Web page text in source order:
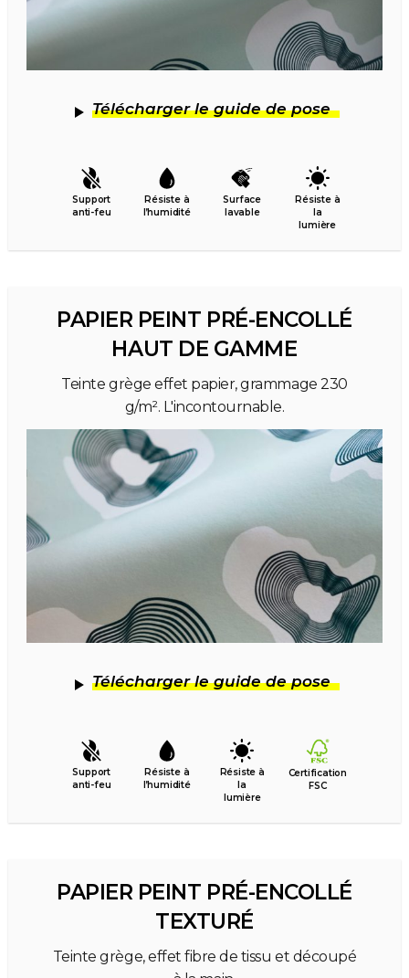
Télécharger le guide de pose
Support
anti-feu
Résiste à
l’humidité
Surface
lavable
Résiste à
la
lumière
PAPIER PEINT PRÉ-ENCOLLÉ
HAUT DE GAMME
Teinte grège effet papier, grammage 230
g/m². L'incontournable.
Télécharger le guide de pose
Support
anti-feu
Résiste à
l’humidité
Résiste à
la
lumière
Certification
FSC
PAPIER PEINT PRÉ-ENCOLLÉ
TEXTURÉ
Teinte grège, effet fibre de tissu et découpé